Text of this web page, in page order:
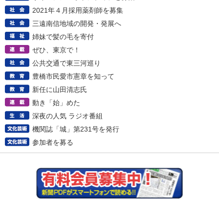
2021年４月採用薬剤師を募集
三遠南信地域の開発・発展へ
姉妹で髪の毛を寄付
ぜひ、東京で！
公共交通で東三河巡り
豊橋市民愛市憲章を知って
新任に山田清志氏
動き「始」めた
深夜の人気 ラジオ番組
機関誌「城」第231号を発行
参加者を募る